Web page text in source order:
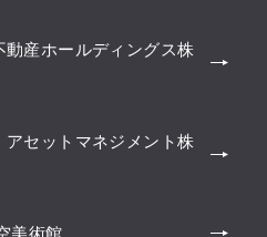
動産ホールディングス株
アセットマネジメント株